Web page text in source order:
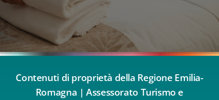
Contenuti di proprietà della Regione Emilia-
Romagna | Assessorato Turismo e